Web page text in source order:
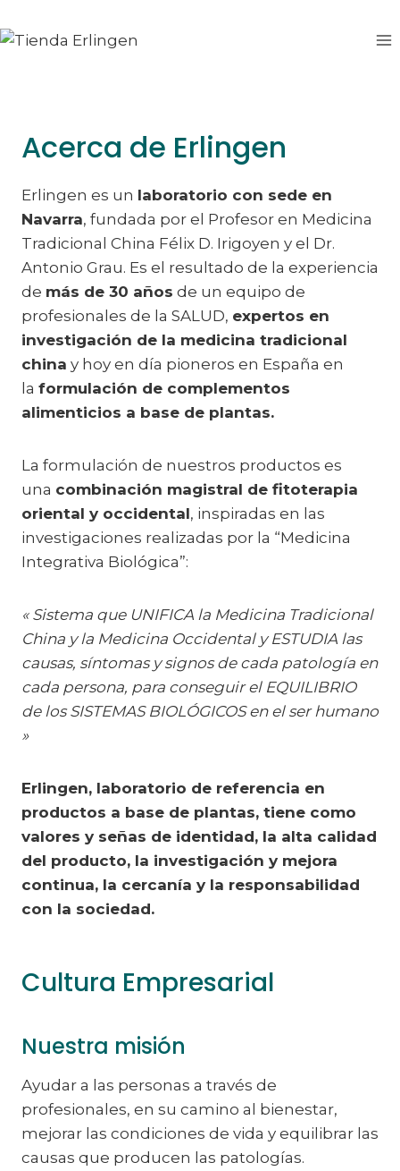
al
Acerca de Erlingen
Erlingen es un laboratorio con sede en
Navarra, fundada por el Profesor en Medicina
Tradicional China Félix D. Irigoyen y el Dr.
Antonio Grau. Es el resultado de la experiencia
de más de 30 años de un equipo de
profesionales de la SALUD, expertos en
investigación de la medicina tradicional
china y hoy en día pioneros en España en
la formulación de complementos
alimenticios a base de plantas.
La formulación de nuestros productos es
una combinación magistral de fitoterapia
oriental y occidental, inspiradas en las
investigaciones realizadas por la “Medicina
Integrativa Biológica”:
« Sistema que UNIFICA la Medicina Tradicional
China y la Medicina Occidental y ESTUDIA las
causas, síntomas y signos de cada patología en
cada persona, para conseguir el EQUILIBRIO
de los SISTEMAS BIOLÓGICOS en el ser humano
»
Erlingen, laboratorio de referencia en
productos a base de plantas, tiene como
valores y señas de identidad, la alta calidad
del producto, la investigación y mejora
continua, la cercanía y la responsabilidad
con la sociedad.
Cultura Empresarial
Nuestra misión
Ayudar a las personas a través de
profesionales, en su camino al bienestar,
mejorar las condiciones de vida y equilibrar las
causas que producen las patologías.